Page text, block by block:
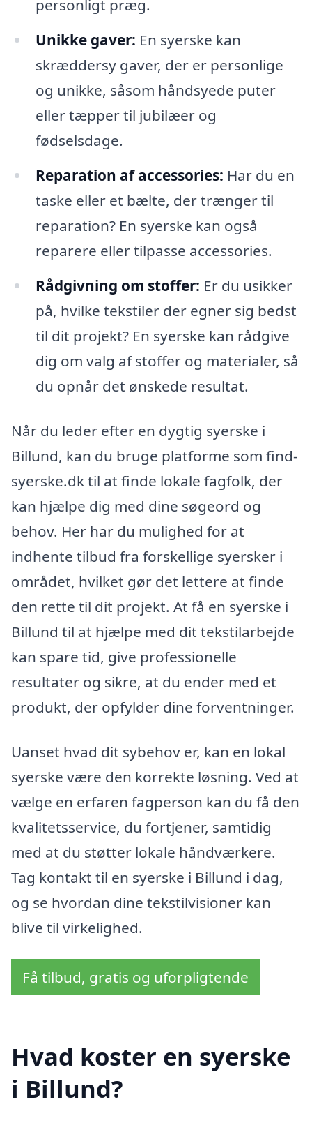
personligt præg.
Unikke gaver: En syerske kan
skræddersy gaver, der er personlige
og unikke, såsom håndsyede puter
eller tæpper til jubilæer og
fødselsdage.
Reparation af accessories: Har du en
taske eller et bælte, der trænger til
reparation? En syerske kan også
reparere eller tilpasse accessories.
Rådgivning om stoffer: Er du usikker
på, hvilke tekstiler der egner sig bedst
til dit projekt? En syerske kan rådgive
dig om valg af stoffer og materialer, så
du opnår det ønskede resultat.
Når du leder efter en dygtig syerske i
Billund, kan du bruge platforme som find-
syerske.dk til at finde lokale fagfolk, der
kan hjælpe dig med dine søgeord og
behov. Her har du mulighed for at
indhente tilbud fra forskellige syersker i
området, hvilket gør det lettere at finde
den rette til dit projekt. At få en syerske i
Billund til at hjælpe med dit tekstilarbejde
kan spare tid, give professionelle
resultater og sikre, at du ender med et
produkt, der opfylder dine forventninger.
Uanset hvad dit sybehov er, kan en lokal
syerske være den korrekte løsning. Ved at
vælge en erfaren fagperson kan du få den
kvalitetsservice, du fortjener, samtidig
med at du støtter lokale håndværkere.
Tag kontakt til en syerske i Billund i dag,
og se hvordan dine tekstilvisioner kan
blive til virkelighed.
Få tilbud, gratis og uforpligtende
Hvad koster en syerske
i Billund?